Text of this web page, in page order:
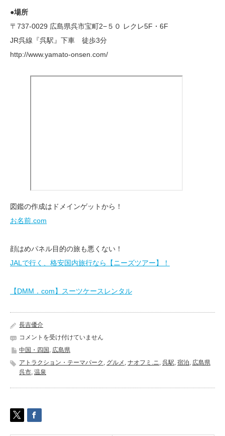
●場所
〒737-0029 広島県呉市宝町2−５０ レクレ5F・6F
JR呉線『呉駅』下車 徒歩3分
http://www.yamato-onsen.com/
図鑑の作成はドメインゲットから！
お名前.com
顔はめパネル目的の旅も悪くない！
JALで行く、格安国内旅行なら【ニーズツアー】！
【DMM．com】スーツケースレンタル
長吉優介
大
和
泉
物
県
呉
コメントを受け付けていません
中国・四国 広島県
アトラクション・テーマパーク
グルメ ナオフミ.ニ 呉駅 宿泊 広島県
呉市 温泉